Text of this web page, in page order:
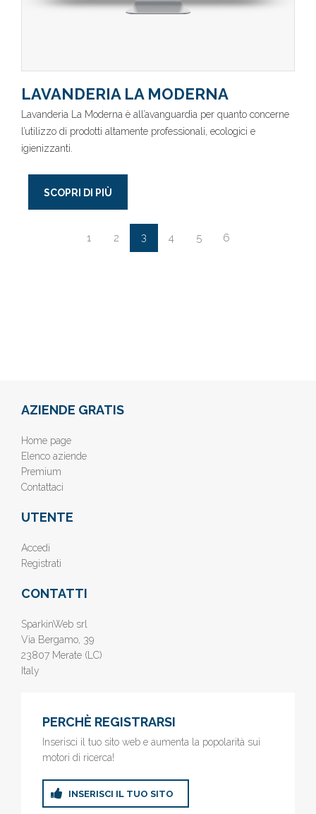
LAVANDERIA LA MODERNA
Lavanderia La Moderna è all’avanguardia per quanto concerne
l’utilizzo di prodotti altamente professionali, ecologici e
igienizzanti.
SCOPRI DI PIÙ
1 2 3 4 5 6
AZIENDE GRATIS
Home page
Elenco aziende
Premium
Contattaci
UTENTE
Accedi
Registrati
CONTATTI
SparkinWeb srl
Via Bergamo, 39
23807 Merate (LC)
Italy
PERCHÈ REGISTRARSI
Inserisci il tuo sito web e aumenta la popolarità sui
motori di ricerca!
INSERISCI IL TUO SITO